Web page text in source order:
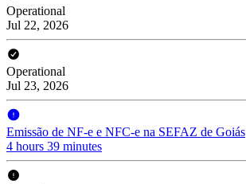
Operational
Jul 22, 2026
Operational
Jul 23, 2026
Emissão de NF-e e NFC-e na SEFAZ de Goiás
4 hours 39 minutes